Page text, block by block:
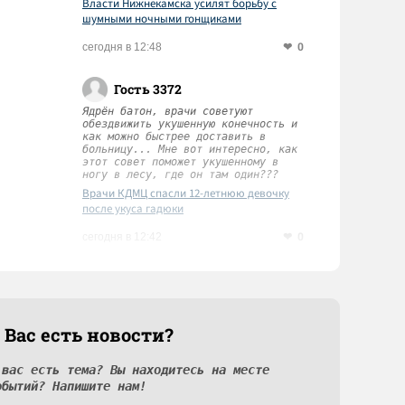
Власти Нижнекамска усилят борьбу с
шумными ночными гонщиками
сегодня в 12:48 0
Гость 3372
Ядрён батон, врачи советуют
обездвижить укушенную конечность и
как можно быстрее доставить в
больницу... Мне вот интересно, как
этот совет поможет укушенному в
ногу в лесу, где он там один???
Врачи КДМЦ спасли 12-летнюю девочку
после укуса гадюки
есть новости?
есть тема? Вы находитесь на месте
Напишите нам!